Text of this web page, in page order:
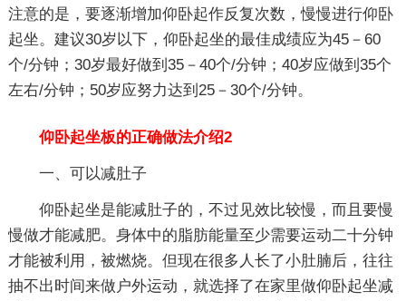
注意的是，要逐渐增加仰卧起作反复次数，慢慢进行仰卧
起坐。建议30岁以下，仰卧起坐的最佳成绩应为45－60
个/分钟；30岁最好做到35－40个/分钟；40岁应做到35个
左右/分钟；50岁应努力达到25－30个/分钟。
仰卧起坐板的正确做法介绍2
一、可以减肚子
仰卧起坐是能减肚子的，不过见效比较慢，而且要慢
慢做才能减肥。身体中的脂肪能量至少需要运动二十分钟
才能被利用，被燃烧。但现在很多人长了小肚腩后，往往
抽不出时间来做户外运动，就选择了在家里做仰卧起坐减